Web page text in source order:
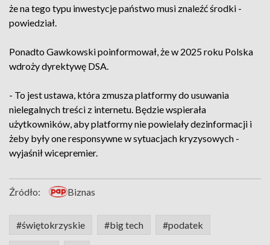
że na tego typu inwestycje państwo musi znaleźć środki -
powiedział.
Ponadto Gawkowski poinformował, że w 2025 roku Polska
wdroży dyrektywę DSA.
- To jest ustawa, która zmusza platformy do usuwania
nielegalnych treści z internetu. Będzie wspierała
użytkowników, aby platformy nie powielały dezinformacji i
żeby były one responsywne w sytuacjach kryzysowych -
wyjaśnił wicepremier.
Źródło: Biznas
#świętokrzyskie #big tech #podatek